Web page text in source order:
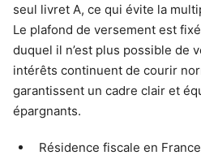
seul livret A, ce qui évite la
Le plafond de versement est
duquel il n’est plus possible de
intérêts continuent de courir
garantissent un cadre clair et
épargnants.
Résidence fiscale en